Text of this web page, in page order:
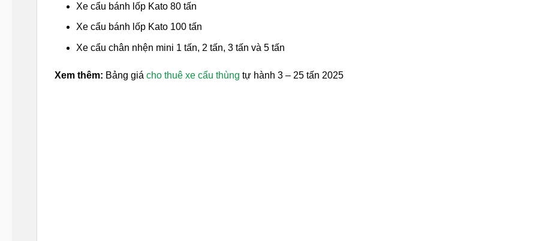
Xe cẩu bánh lốp Kato 80 tấn
Xe cẩu bánh lốp Kato 100 tấn
Xe cẩu chân nhện mini 1 tấn, 2 tấn, 3 tấn và 5 tấn
Xem thêm: Bảng giá cho thuê xe cẩu thùng tự hành 3 – 25 tấn 2025